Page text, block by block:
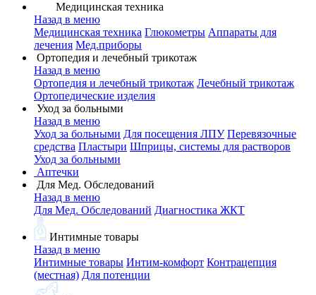
Медицинская техника
Назад в меню
Медицинская техника Глюкометры Аппараты для
лечения Мед.приборы
Ортопедия и лечебный трикотаж
Назад в меню
Ортопедия и лечебный трикотаж Лечебный трикотаж
Ортопедические изделия
Уход за больными
Назад в меню
Уход за больными Для посещения ЛПУ Перевязочные
средства Пластыри Шприцы, системы для растворов
Уход за больными
Аптечки
Для Мед. Обследований
Назад в меню
Для Мед. Обследований Диагностика ЖКТ
Интимные товары
Назад в меню
Интимные товары Интим-комфорт Контрацепция
(местная) Для потенции